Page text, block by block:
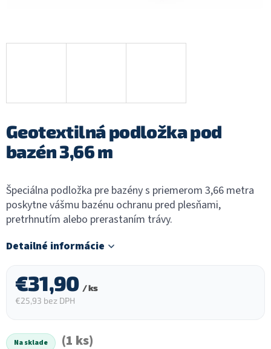
Geotextilná podložka pod
bazén 3,66 m
Špeciálna podložka pre bazény s priemerom 3,66 metra
poskytne vášmu bazénu ochranu pred plesňami,
pretrhnutím alebo prerastaním trávy.
Detailné informácie
€31,90 / ks
€25,93 bez DPH
Na sklade
(1 ks)